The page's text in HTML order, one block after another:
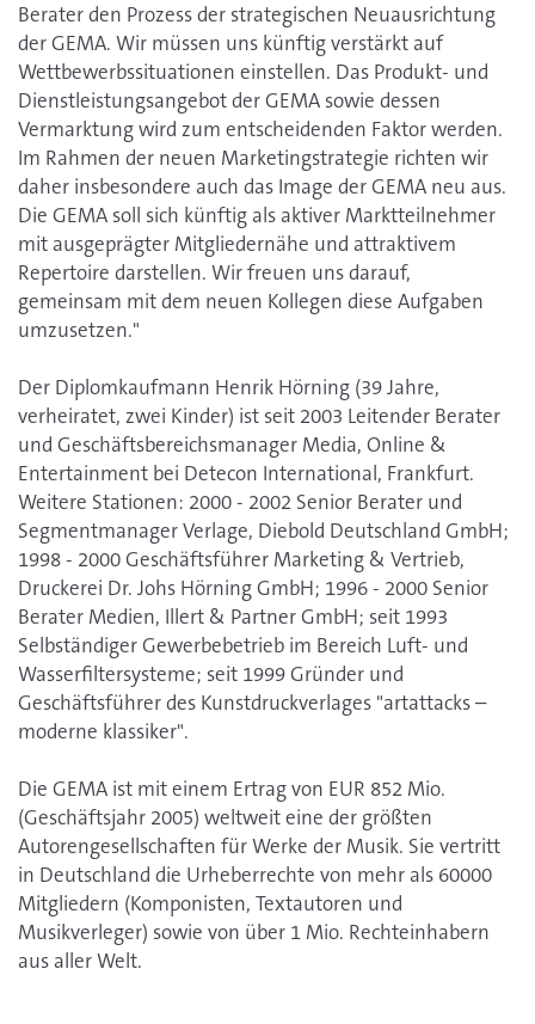
Berater den Prozess der strategischen Neuausrichtung
der GEMA. Wir müssen uns künftig verstärkt auf
Wettbewerbssituationen einstellen. Das Produkt- und
Dienstleistungsangebot der GEMA sowie dessen
Vermarktung wird zum entscheidenden Faktor werden.
Im Rahmen der neuen Marketingstrategie richten wir
daher insbesondere auch das Image der GEMA neu aus.
Die GEMA soll sich künftig als aktiver Marktteilnehmer
mit ausgeprägter Mitgliedernähe und attraktivem
Repertoire darstellen. Wir freuen uns darauf,
gemeinsam mit dem neuen Kollegen diese Aufgaben
umzusetzen."
Der Diplomkaufmann Henrik Hörning (39 Jahre,
verheiratet, zwei Kinder) ist seit 2003 Leitender Berater
und Geschäftsbereichsmanager Media, Online &
Entertainment bei Detecon International, Frankfurt.
Weitere Stationen: 2000 - 2002 Senior Berater und
Segmentmanager Verlage, Diebold Deutschland GmbH;
1998 - 2000 Geschäftsführer Marketing & Vertrieb,
Druckerei Dr. Johs Hörning GmbH; 1996 - 2000 Senior
Berater Medien, Illert & Partner GmbH; seit 1993
Selbständiger Gewerbebetrieb im Bereich Luft- und
Wasserfiltersysteme; seit 1999 Gründer und
Geschäftsführer des Kunstdruckverlages "artattacks –
moderne klassiker".
Die GEMA ist mit einem Ertrag von EUR 852 Mio.
(Geschäftsjahr 2005) weltweit eine der größten
Autorengesellschaften für Werke der Musik. Sie vertritt
in Deutschland die Urheberrechte von mehr als 60000
Mitgliedern (Komponisten, Textautoren und
Musikverleger) sowie von über 1 Mio. Rechteinhabern
aus aller Welt.